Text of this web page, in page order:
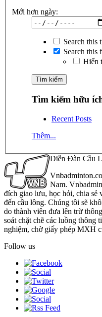
Mới hơn ngày:
Search this
Search this
Hiển
Tìm kiếm hữu
Recent Posts
Thêm...
Diễn Đàn Cầu
Nam.
đích giao lưu, học hỏi, chia sẻ
đến cầu lông. Chúng tôi sẽ
do thành viên đưa lên trừ
soát chặt chẽ các luồng thông
nghiệm, chờ giấy phép MXH
Follow us